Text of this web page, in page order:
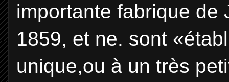
importante fabrique de
1859, et ne. sont
unique,ou à un très